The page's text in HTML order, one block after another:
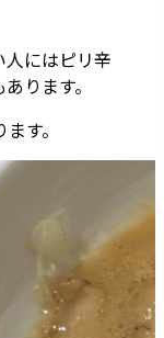
にはピリ辛
ります。
す。